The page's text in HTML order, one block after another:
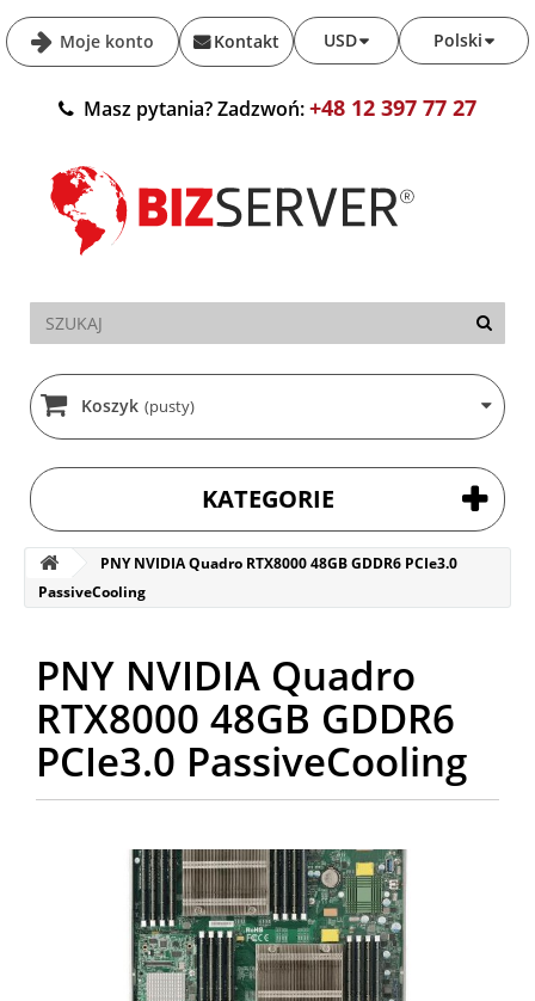
Moje konto Polski
USD
Kontakt
Masz pytania? Zadzwoń:+48 12 397 77 27
Koszyk (pusty)
KATEGORIE
PNY NVIDIA Quadro RTX8000 48GB GDDR6 PCIe3.0
PassiveCooling
PNY NVIDIA Quadro
RTX8000 48GB GDDR6
PCIe3.0 PassiveCooling